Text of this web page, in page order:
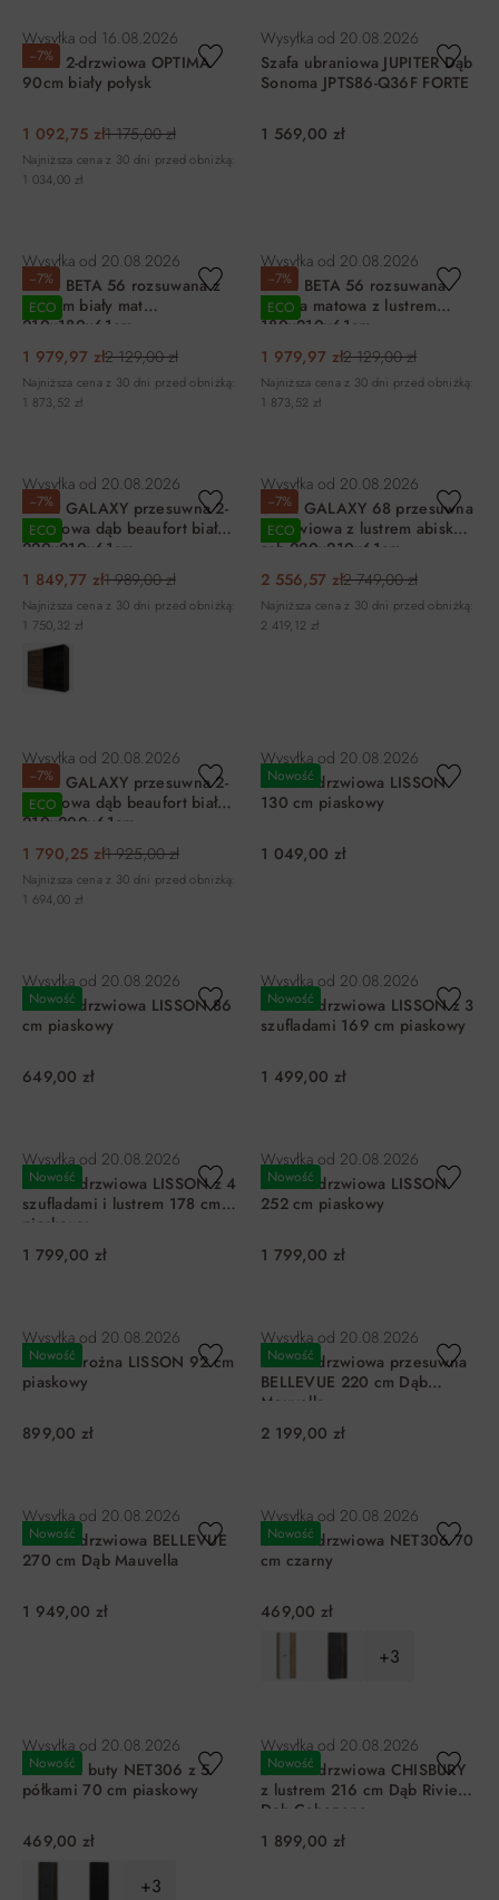
−7%
Wysyłka od 16.08.2026
Szafa 2-drzwiowa OPTIMA
90cm biały połysk
1 092,75 zł1 175,00 zł
Najniższa cena z 30 dni przed obniżką:
1 034,00 zł
Wysyłka od 20.08.2026
Szafa ubraniowa JUPITER Dąb
Sonoma JPTS86-Q36F FORTE
1 569,00 zł
−7%
ECO
Wysyłka od 20.08.2026
Szafa BETA 56 rozsuwana z
lustrem biały mat
210x180x61cm
1 979,97 zł2 129,00 zł
Najniższa cena z 30 dni przed obniżką:
1 873,52 zł
−7%
ECO
Wysyłka od 20.08.2026
Szafa BETA 56 rozsuwana
czarna matowa z lustrem
180x210x61cm
1 979,97 zł2 129,00 zł
Najniższa cena z 30 dni przed obniżką:
1 873,52 zł
−7%
ECO
Wysyłka od 20.08.2026
Szafa GALAXY przesuwna 2-
drzwiowa dąb beaufort biała
220x210x61cm
1 849,77 zł1 989,00 zł
Najniższa cena z 30 dni przed obniżką:
1 750,32 zł
−7%
ECO
Wysyłka od 20.08.2026
Szafa GALAXY 68 przesuwna
2-drzwiowa z lustrem abisko
ash 220x210x61cm
2 556,57 zł2 749,00 zł
Najniższa cena z 30 dni przed obniżką:
2 419,12 zł
−7%
ECO
Wysyłka od 20.08.2026
Szafa GALAXY przesuwna 2-
drzwiowa dąb beaufort biała
210x200x61cm
1 790,25 zł1 925,00 zł
Najniższa cena z 30 dni przed obniżką:
1 694,00 zł
Nowość
Wysyłka od 20.08.2026
Szafa 2-drzwiowa LISSON
130 cm piaskowy
1 049,00 zł
Nowość
Wysyłka od 20.08.2026
Szafa 2-drzwiowa LISSON 86
cm piaskowy
649,00 zł
Nowość
Wysyłka od 20.08.2026
Szafa 4-drzwiowa LISSON z 3
szufladami 169 cm piaskowy
1 499,00 zł
Nowość
Wysyłka od 20.08.2026
Szafa 4-drzwiowa LISSON z 4
szufladami i lustrem 178 cm
piaskowy
1 799,00 zł
Nowość
Wysyłka od 20.08.2026
Szafa 6-drzwiowa LISSON
252 cm piaskowy
1 799,00 zł
Nowość
Wysyłka od 20.08.2026
Szafa narożna LISSON 92 cm
piaskowy
899,00 zł
Nowość
Wysyłka od 20.08.2026
Szafa 2-drzwiowa przesuwna
BELLEVUE 220 cm Dąb
Mauvella
2 199,00 zł
Nowość
Wysyłka od 20.08.2026
Szafa 4-drzwiowa BELLEVUE
270 cm Dąb Mauvella
1 949,00 zł
Nowość
Wysyłka od 20.08.2026
Szafa 2-drzwiowa NET306 70
cm czarny
469,00 zł
+3
Nowość
Wysyłka od 20.08.2026
Szafa na buty NET306 z 5
półkami 70 cm piaskowy
469,00 zł
+3
Nowość
Wysyłka od 20.08.2026
Szafa 4-drzwiowa CHISBURY
z lustrem 216 cm Dąb Riviera
Dąb Cabezone
1 899,00 zł